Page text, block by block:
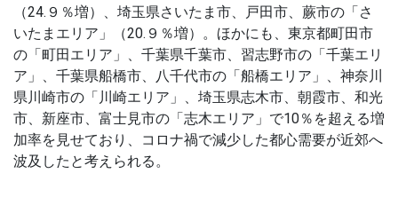
（24.９％増）、埼玉県さいたま市、戸田市、蕨市の「さ
いたまエリア」（20.９％増）。ほかにも、東京都町田市
の「町田エリア」、千葉県千葉市、習志野市の「千葉エリ
ア」、千葉県船橋市、八千代市の「船橋エリア」、神奈川
県川崎市の「川崎エリア」、埼玉県志木市、朝霞市、和光
市、新座市、富士見市の「志木エリア」で10％を超える増
加率を見せており、コロナ禍で減少した都心需要が近郊へ
波及したと考えられる。